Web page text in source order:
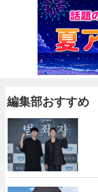
編集部おすすめ